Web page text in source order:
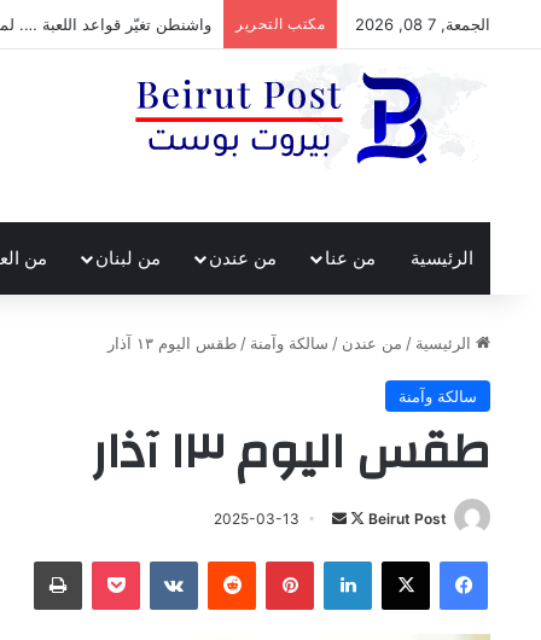
الجمعة, 7 08, 2026 مكتب التحرير واشنطن تغيّر قواعد اللعبة ….
الرئيسية من عنا من عندن من لبنان من
الرئيسية / من عندن / سالكة وآمنة / طقس اليوم ١٣ آذار
سالكة وآمنة
طقس اليوم ١٣ آذار
Beirut Post
تابع
X
أرسل
إلكترونيا
2025-03-13
فيسبوك ‫X لينكدإن بينتيريست
‏Reddit
‏VKontakte
‫Pocket طباعة